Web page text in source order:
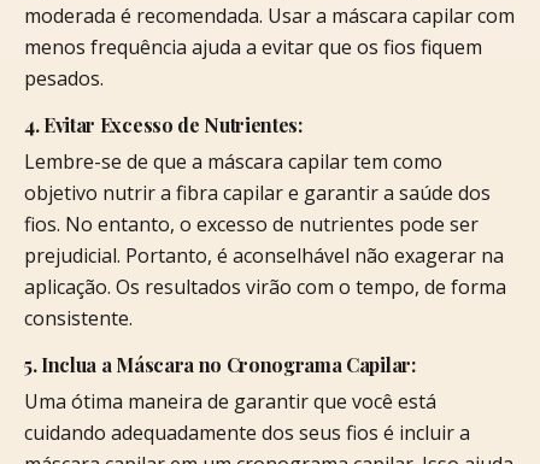
moderada é recomendada. Usar a máscara capilar com
menos frequência ajuda a evitar que os fios fiquem
pesados.
4. Evitar Excesso de Nutrientes:
Lembre-se de que a máscara capilar tem como
objetivo nutrir a fibra capilar e garantir a saúde dos
fios. No entanto, o excesso de nutrientes pode ser
prejudicial. Portanto, é aconselhável não exagerar na
aplicação. Os resultados virão com o tempo, de forma
consistente.
5. Inclua a Máscara no Cronograma Capilar:
Uma ótima maneira de garantir que você está
cuidando adequadamente dos seus fios é incluir a